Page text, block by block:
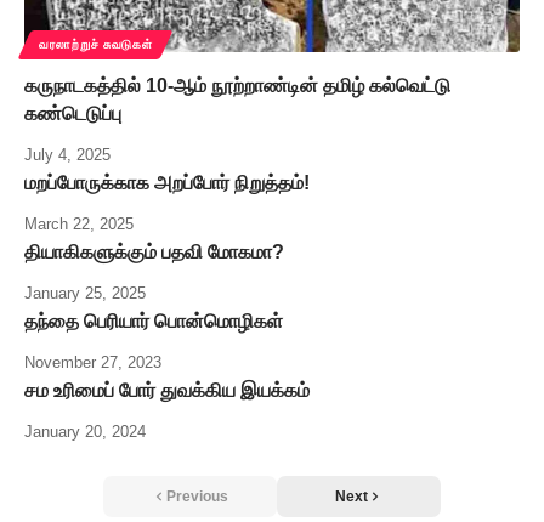
வரலாற்றுச் சுவடுகள்
கருநாடகத்தில் 10-ஆம் நூற்றாண்டின் தமிழ் கல்வெட்டு
கண்டெடுப்பு
July 4, 2025
மறப்போருக்காக அறப்போர் நிறுத்தம்!
March 22, 2025
தியாகிகளுக்கும் பதவி மோகமா?
January 25, 2025
தந்தை பெரியார் பொன்மொழிகள்
November 27, 2023
சம உரிமைப் போர் துவக்கிய இயக்கம்
January 20, 2024
Previous Next